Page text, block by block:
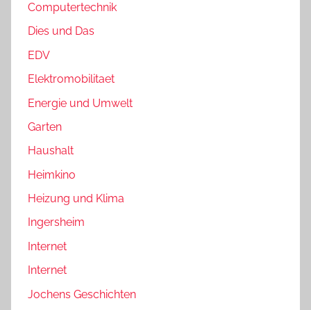
Computertechnik
Dies und Das
EDV
Elektromobilitaet
Energie und Umwelt
Garten
Haushalt
Heimkino
Heizung und Klima
Ingersheim
Internet
Internet
Jochens Geschichten